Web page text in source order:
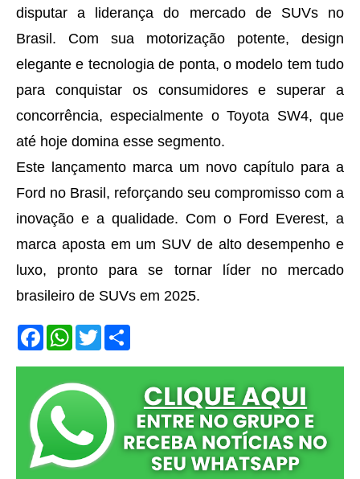
disputar a liderança do mercado de SUVs no
Brasil. Com sua motorização potente, design
elegante e tecnologia de ponta, o modelo tem tudo
para conquistar os consumidores e superar a
concorrência, especialmente o Toyota SW4, que
até hoje domina esse segmento.
Este lançamento marca um novo capítulo para a
Ford no Brasil, reforçando seu compromisso com a
inovação e a qualidade. Com o Ford Everest, a
marca aposta em um SUV de alto desempenho e
luxo, pronto para se tornar líder no mercado
brasileiro de SUVs em 2025.
F
a
e
o
o
W
h
t
s
A
T
w
t
e
r
r